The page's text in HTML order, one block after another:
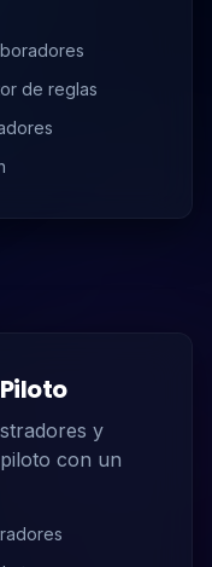
de reglas
y
con un